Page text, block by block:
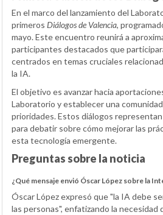
En el marco del lanzamiento del
primeros Diálogos de Valencia,
mayo. Este encuentro reunirá a
participantes destacados que
centrados en temas cruciales
la IA.
El objetivo es avanzar hacia
Laboratorio y establecer una
prioridades. Estos diálogos
para debatir sobre cómo mejorar las
esta tecnología emergente.
Preguntas sobre la noticia
¿Qué mensaje envió Óscar López sobre la
Óscar López expresó que "la IA debe
las personas", enfatizando la necesidad